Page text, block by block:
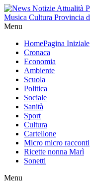
Menu
HomePagina Iniziale
Cronaca
Economia
Ambiente
Scuola
Politica
Sociale
Sanità
Sport
Cultura
Cartellone
Micro micro racconti
Ricette nonna Marì
Sonetti
Menu